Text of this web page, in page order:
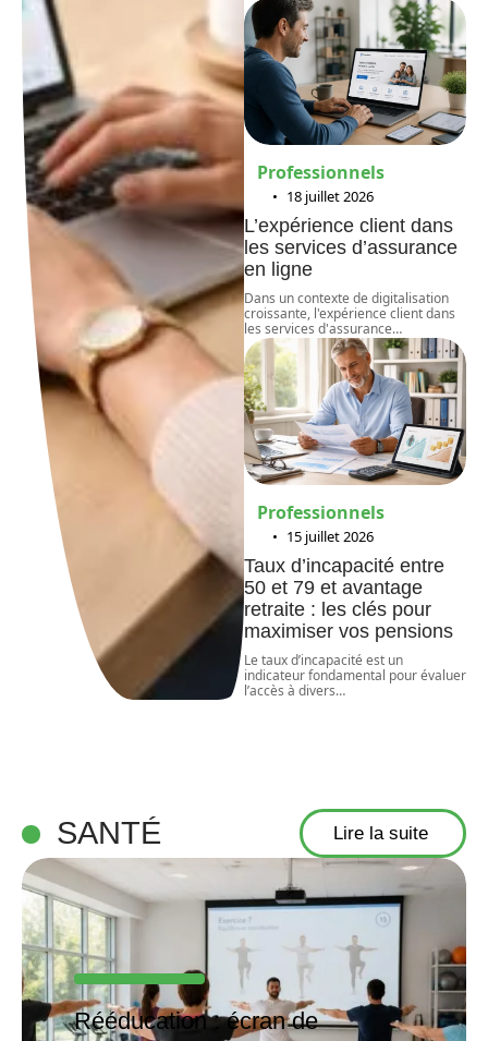
Professionnels
18 juillet 2026
L’expérience client dans
les services d’assurance
en ligne
Dans un contexte de digitalisation
croissante, l'expérience client dans
les services d'assurance…
Professionnels
15 juillet 2026
Taux d’incapacité entre
50 et 79 et avantage
retraite : les clés pour
maximiser vos pensions
Le taux d’incapacité est un
indicateur fondamental pour évaluer
l’accès à divers…
SANTÉ Lire la suite
Rééducation : écran de